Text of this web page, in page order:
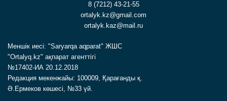
8 (7212) 43-21-55
ortalyk.kz@gmail.com
ortalyk.kaz@mail.ru
Меншік иесі: "Saryarqa aqparat" ЖШС
"Ortalyq.kz" ақпарат агенттігі
№17402-ИА 20.12.2018
Редакция мекенжайы: 100009, Қарағанды қ.
Ә.Ермеков көшесі, №33 үй.